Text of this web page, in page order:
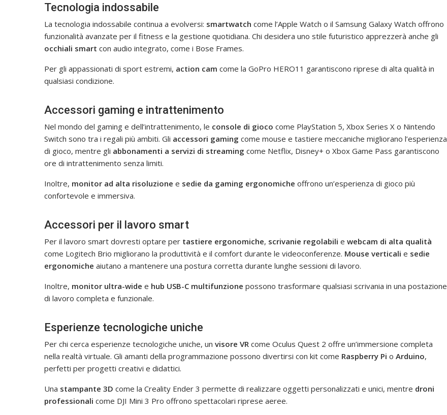
Tecnologia indossabile
La tecnologia indossabile continua a evolversi: smartwatch come l’Apple Watch o il Samsung Galaxy Watch offrono
funzionalità avanzate per il fitness e la gestione quotidiana. Chi desidera uno stile futuristico apprezzerà anche gli
occhiali smart con audio integrato, come i Bose Frames.
Per gli appassionati di sport estremi, action cam come la GoPro HERO11 garantiscono riprese di alta qualità in
qualsiasi condizione.
Accessori gaming e intrattenimento
Nel mondo del gaming e dell’intrattenimento, le console di gioco come PlayStation 5, Xbox Series X o Nintendo
Switch sono tra i regali più ambiti. Gli accessori gaming come mouse e tastiere meccaniche migliorano l’esperienza
di gioco, mentre gli abbonamenti a servizi di streaming come Netflix, Disney+ o Xbox Game Pass garantiscono
ore di intrattenimento senza limiti.
Inoltre, monitor ad alta risoluzione e sedie da gaming ergonomiche offrono un’esperienza di gioco più
confortevole e immersiva.
Accessori per il lavoro smart
Per il lavoro smart dovresti optare per tastiere ergonomiche, scrivanie regolabili e webcam di alta qualità
come Logitech Brio migliorano la produttività e il comfort durante le videoconferenze. Mouse verticali e sedie
ergonomiche aiutano a mantenere una postura corretta durante lunghe sessioni di lavoro.
Inoltre, monitor ultra-wide e hub USB-C multifunzione possono trasformare qualsiasi scrivania in una postazione
di lavoro completa e funzionale.
Esperienze tecnologiche uniche
Per chi cerca esperienze tecnologiche uniche, un visore VR come Oculus Quest 2 offre un’immersione completa
nella realtà virtuale. Gli amanti della programmazione possono divertirsi con kit come Raspberry Pi o Arduino,
perfetti per progetti creativi e didattici.
Una stampante 3D come la Creality Ender 3 permette di realizzare oggetti personalizzati e unici, mentre droni
professionali come DJI Mini 3 Pro offrono spettacolari riprese aeree.